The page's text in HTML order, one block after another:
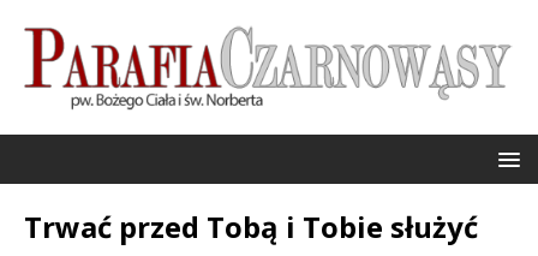
Trwać przed Tobą i Tobie służyć